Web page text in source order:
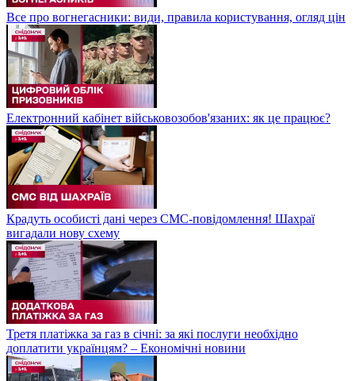
Все про вогнегасники: види, правила користування, огляд цін
Електронний кабінет військовозобов'язаних: як це працює?
Крадуть особисті дані через СМС-повідомлення! Шахраї
вигадали нову схему
Третя платіжка за газ в січні: за які послуги необхідно
доплатити українцям? – Економічні новини